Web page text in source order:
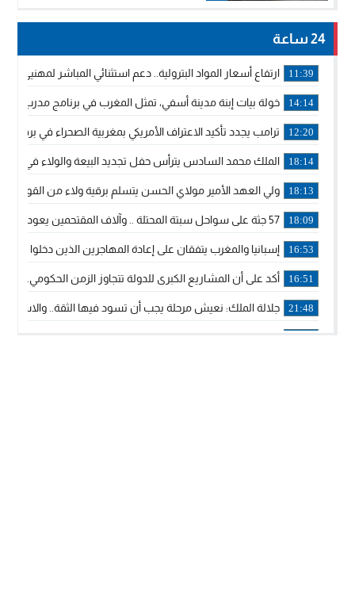
24 ساعة
11:39 ارتفاع أسعار المواد البترولية.. دعم استثنائي المباشر لمهنيي
14:14 خولة بيات إبنة مدينة أسفي، تمثل المغرب في برنامج مدرب
12:20 ترامب يجدد تأكيد الاعتراف الأمريكي بمغربية الصحراء في برقية
18:14 الملك محمد السادس يترأس حفل تجديد البيعة والولاء في
18:13 ولي العهد الأمير مولاي الحسن يتسلم برقية ولاء من القوات
18:09 57 جثة على سواحل سبتة المحتلة .. وآلاف المقتحمين يعودون إلى المغرب
16:53 إسبانيا والمغرب يتفقان على إعادة المهاجرين الذين دخلوا سبتة
16:51 أكد على أن المشاريع الكبرى للدولة تتجاوز الزمن الحكومي..
21:48 جلالة الملك: نعيش مرحلة يجب أن تسود فيها الثقة..